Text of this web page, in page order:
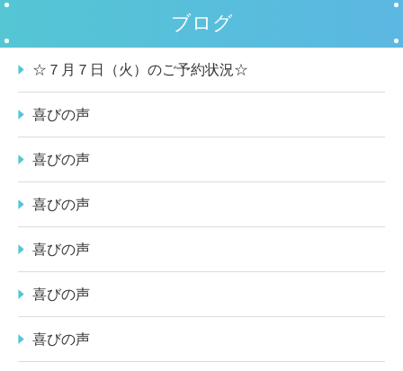
ブログ
☆７月７日（火）のご予約状況☆
喜びの声
喜びの声
喜びの声
喜びの声
喜びの声
喜びの声